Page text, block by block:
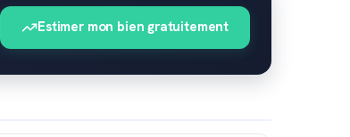
Estimer mon bien gratuitement